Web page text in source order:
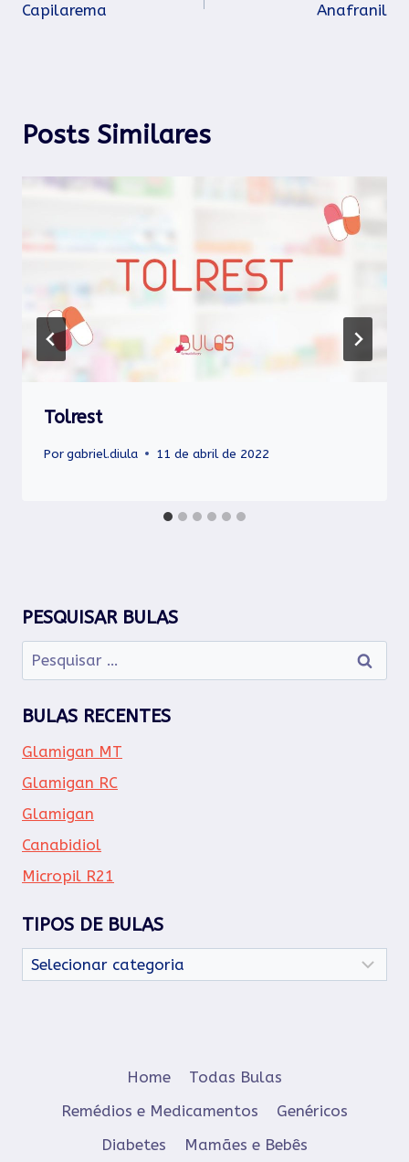
de
Capilarema Anafranil
Posts Similares
Tolrest
Porgabriel.diula 11 de abril de 2022
PESQUISAR BULAS
Pesquisar
por:
BULAS RECENTES
Glamigan MT
Glamigan RC
Glamigan
Canabidiol
Micropil R21
TIPOS DE BULAS
Tipos
de
Home
Todas Bulas
Remédios e Medicamentos
Genéricos
Diabetes
Mamães e Bebês